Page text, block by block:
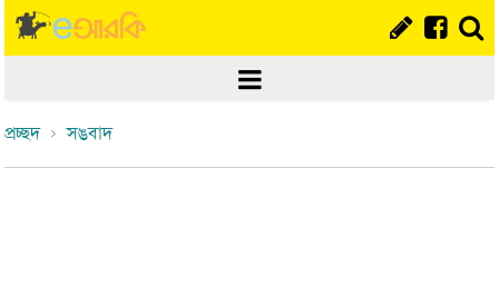
প্রচ্ছদ সঙবাদ